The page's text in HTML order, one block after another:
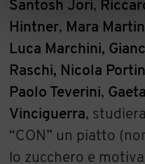
Santosh Jori,
Hintner, Mara Martin
Luca Marchini,
Raschi, Nicola
Paolo Teverini,
Vinciguerra,
“CON” un piatto
lo zucchero e